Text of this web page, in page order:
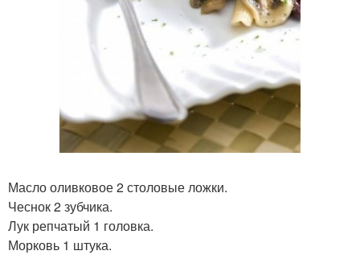
Масло оливковое 2 столовые ложки.
Чеснок 2 зубчика.
Лук репчатый 1 головка.
Морковь 1 штука.